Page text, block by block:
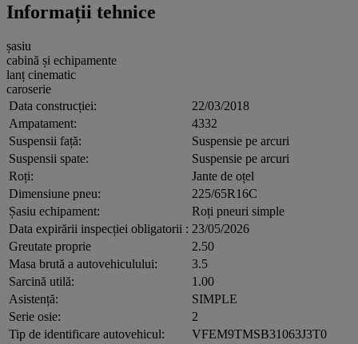
Informații tehnice
șasiu
cabină și echipamente
lanț cinematic
caroserie
Data construcției:
22/03/2018
Ampatament:
4332
Suspensii față:
Suspensie pe arcuri
Suspensii spate:
Suspensie pe arcuri
Roți:
Jante de oțel
Dimensiune pneu:
225/65R16C
Șasiu echipament:
Roți pneuri simple
Data expirării inspecției obligatorii : 23/05/2026
Greutate proprie
2.50
Masa brută a autovehiculului:
3.5
Sarcină utilă:
1.00
Asistență:
SIMPLE
Serie osie:
2
Tip de identificare autovehicul:
VFEM9TMSB31063J3T0